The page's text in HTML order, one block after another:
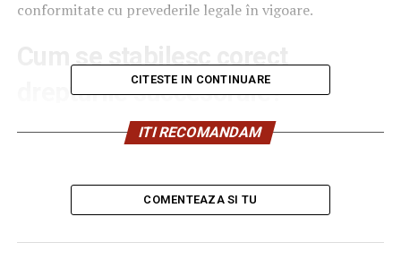
conformitate cu prevederile legale în vigoare.
Cum se stabilesc corect
drepturile succesorale?
Identificarea corectă a celor care dețin drepturi
pentru ordinea și cotele moștenitorilor, însă aplicarea
acestui cadru în practică depinde de inventarierea
completă a masei succesorale. Aceasta cuprinde atât
CITESTE IN CONTINUARE
ITI RECOMANDAM
COMENTEAZA SI TU